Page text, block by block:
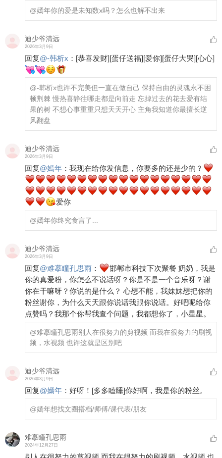
@嫣年你的爱是未知数x吗？怎么也解不出来
迪少爷清远
2026年3月9日
回复@-韩析x ： [恭喜发财][蛋仔送福][爱你][蛋仔大哭][心心]
@-韩析x也许不完美但一直在做自己 保持自由的灵魂永不困
顿荆棘 慢热喜静往哪走都是向前走 忘掉过去的花去爱有结
果的树 不想心事重重只想天天开心 主角我知道你最擅长逆
风翻盘
迪少爷清远
2026年3月9日
回复@嫣年 ： 我现在给你发信息，你要多的还是少的？
爱你
@嫣年你终究食言了...
迪少爷清远
2026年3月9日
回复@难摹瞳孔思雨 ：
邯郸市科技下次聚餐 奶奶，我是
你的真爱粉，你怎么不说话呀？你是不是一个音乐呀？谢
你在干嘛呀？你说的是什么？ 心想不能，我妹妹想把你的
粉丝谢你，为什么天天跟你说话我跟你说话。好吧呢给你
点赞吗？我那个你帮我查个问题，我都想你了，小星星。
@难摹瞳孔思雨别人在很努力的剪视频 而我在很努力的刷视
频，水视频 也许这就是区别吧
迪少爷清远
2026年3月9日
回复@嫣年 ： 好呀！ [多多瞌睡]你好啊，我是你的粉丝。
@嫣年想找文圈搭档/师傅/课代表/朋友
难摹瞳孔思雨
2024年12月27日